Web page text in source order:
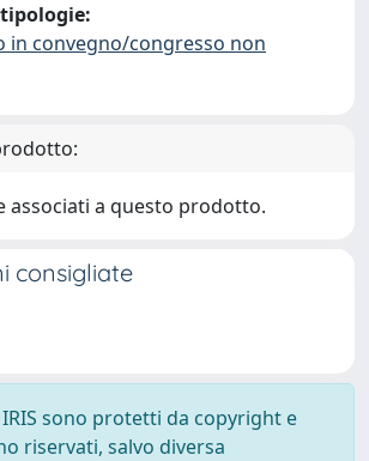
in convegno/congresso non
associati a questo prodotto.
consigliate
sono protetti da copyright e
riservati, salvo diversa